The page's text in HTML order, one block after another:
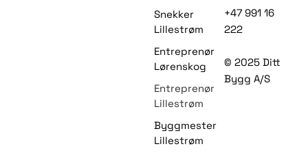
+47 991 16
222
© 2025 Ditt
Bygg A/S
Snekker
Lillestrøm
Entreprenør
Lørenskog
Entreprenør
Lillestrøm
Byggmester
Lillestrøm